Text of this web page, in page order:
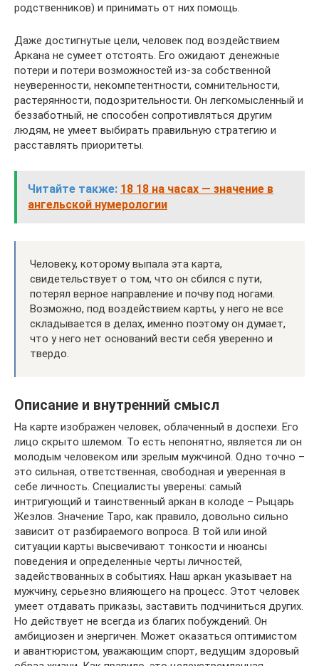
родственников) и принимать от них помощь.
Даже достигнутые цели, человек под воздействием
Аркана не сумеет отстоять. Его ожидают денежные
потери и потери возможностей из-за собственной
неуверенности, некомпетентности, сомнительности,
растерянности, подозрительности. Он легкомысленный и
беззаботный, не способен сопротивляться другим
людям, не умеет выбирать правильную стратегию и
расставлять приоритеты.
Читайте также: 18 18 на часах — значение в
ангельской нумерологии
Человеку, которому выпала эта карта,
свидетельствует о том, что он сбился с пути,
потерял верное направление и почву под ногами.
Возможно, под воздействием карты, у него не все
складывается в делах, именно поэтому он думает,
что у него нет оснований вести себя уверенно и
твердо.
Описание и внутренний смысл
На карте изображен человек, облаченный в доспехи. Его
лицо скрыто шлемом. То есть непонятно, является ли он
молодым человеком или зрелым мужчиной. Одно точно –
это сильная, ответственная, свободная и уверенная в
себе личность. Специалисты уверены: самый
интригующий и таинственный аркан в колоде – Рыцарь
Жезлов. Значение Таро, как правило, довольно сильно
зависит от разбираемого вопроса. В той или иной
ситуации карты высвечивают тонкости и нюансы
поведения и определенные черты личностей,
задействованных в событиях. Наш аркан указывает на
мужчину, серьезно влияющего на процесс. Этот человек
умеет отдавать приказы, заставить подчиниться других.
Но действует не всегда из благих побуждений. Он
амбициозен и энергичен. Может оказаться оптимистом
и авантюристом, уважающим спорт, ведущим здоровый